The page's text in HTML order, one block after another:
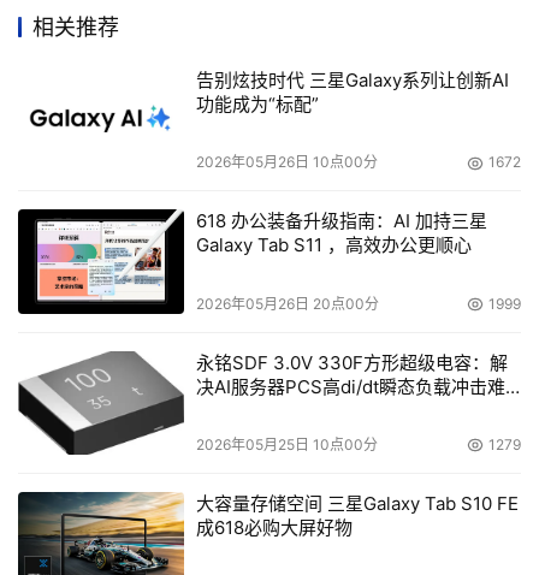
相关推荐
告别炫技时代 三星Galaxy系列让创新AI
功能成为“标配”
2026年05月26日 10点00分 1672
618 办公装备升级指南：AI 加持三星
Galaxy Tab S11 ，高效办公更顺心
2026年05月26日 20点00分 1999
永铭SDF 3.0V 330F方形超级电容：解
决AI服务器PCS高di/dt瞬态负载冲击难
2026年05月25日 10点00分 1279
大容量存储空间 三星Galaxy Tab S10 FE
成618必购大屏好物